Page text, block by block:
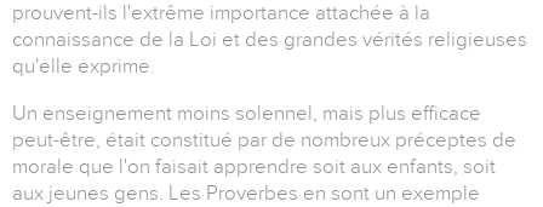
prouvent-ils l'extrême importance attachée à la
connaissance de la Loi et des grandes vérités religieuses
qu'elle exprime.
Un enseignement moins solennel, mais plus efficace
peut-être, était constitué par de nombreux préceptes de
morale que l'on faisait apprendre soit aux enfants, soit
aux jeunes gens. Les Proverbes en sont un exemple